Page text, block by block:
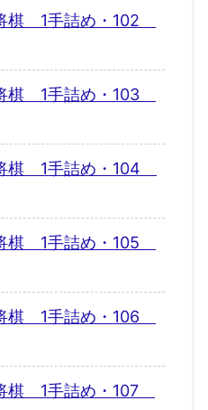
棋 1手詰め・102
棋 1手詰め・103
棋 1手詰め・104
棋 1手詰め・105
棋 1手詰め・106
棋 1手詰め・107